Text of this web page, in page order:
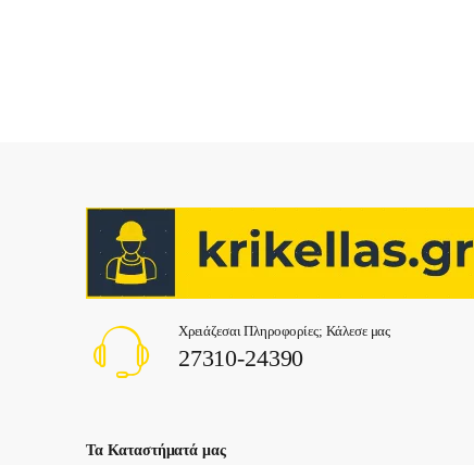
Χρειάζεσαι Πληροφορίες; Κάλεσε μας
27310-24390
Τα Καταστήματά μας